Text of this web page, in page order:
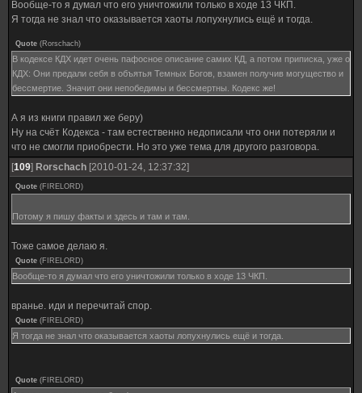
Вообще-то я думал что его уничтожили только в ходе 13 ЧКП.
Я тогда не знал что оказывается хаоты лопухнулись ещё и тогда.
Quote (Rorschach)
В кодексе КДХ идет очень пафосное описание самих КД, а потом приписка, уже о
КДХ: Они предали себя в объятья Темных Богов, взамен получив могущество и
бессмертие. Значит они непобедимы и бессмертны. Кодекс же!
А я из книги правил же беру)
Ну на счёт Кодекса - там естественно недописали что они потеряли и
что не смогли приобрести. Но это уже тема для другого разговора.
[109] Rorschach [2010-01-24, 12:37:32]
Quote (FIRELORD)
Потому я пишу факты и здесь и там и там.
Тоже самое делаю я.
Quote (FIRELORD)
Вообще-то я думал что его уничтожили только в ходе 13 ЧКП.
вранье. иди и перечитай спор.
Quote (FIRELORD)
Я тогда не знал что оказывается хаоты лопухнулись ещё и тогда.
Quote (FIRELORD)